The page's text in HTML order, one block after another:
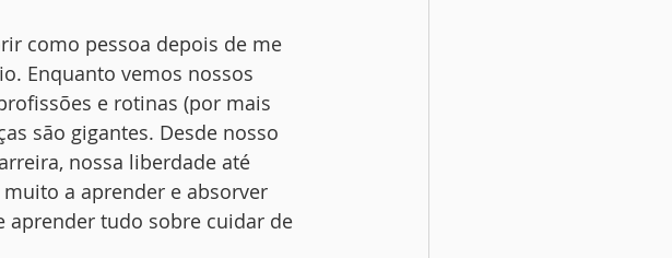
como pessoa depois de me
Enquanto vemos nossos
e rotinas (por mais
são gigantes. Desde nosso
nossa liberdade até
a aprender e absorver
aprender tudo sobre cuidar de